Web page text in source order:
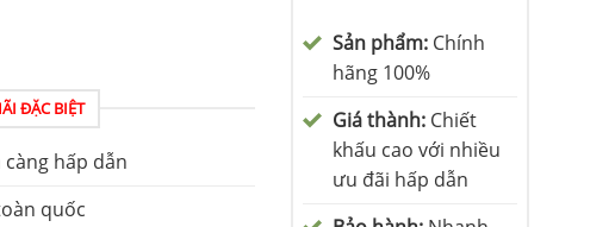
ĐẶC BIỆT
hấp dẫn
quốc
Sản phẩm: Chính
hãng 100%
Giá thành: Chiết
khấu cao với nhiều
ưu đãi hấp dẫn